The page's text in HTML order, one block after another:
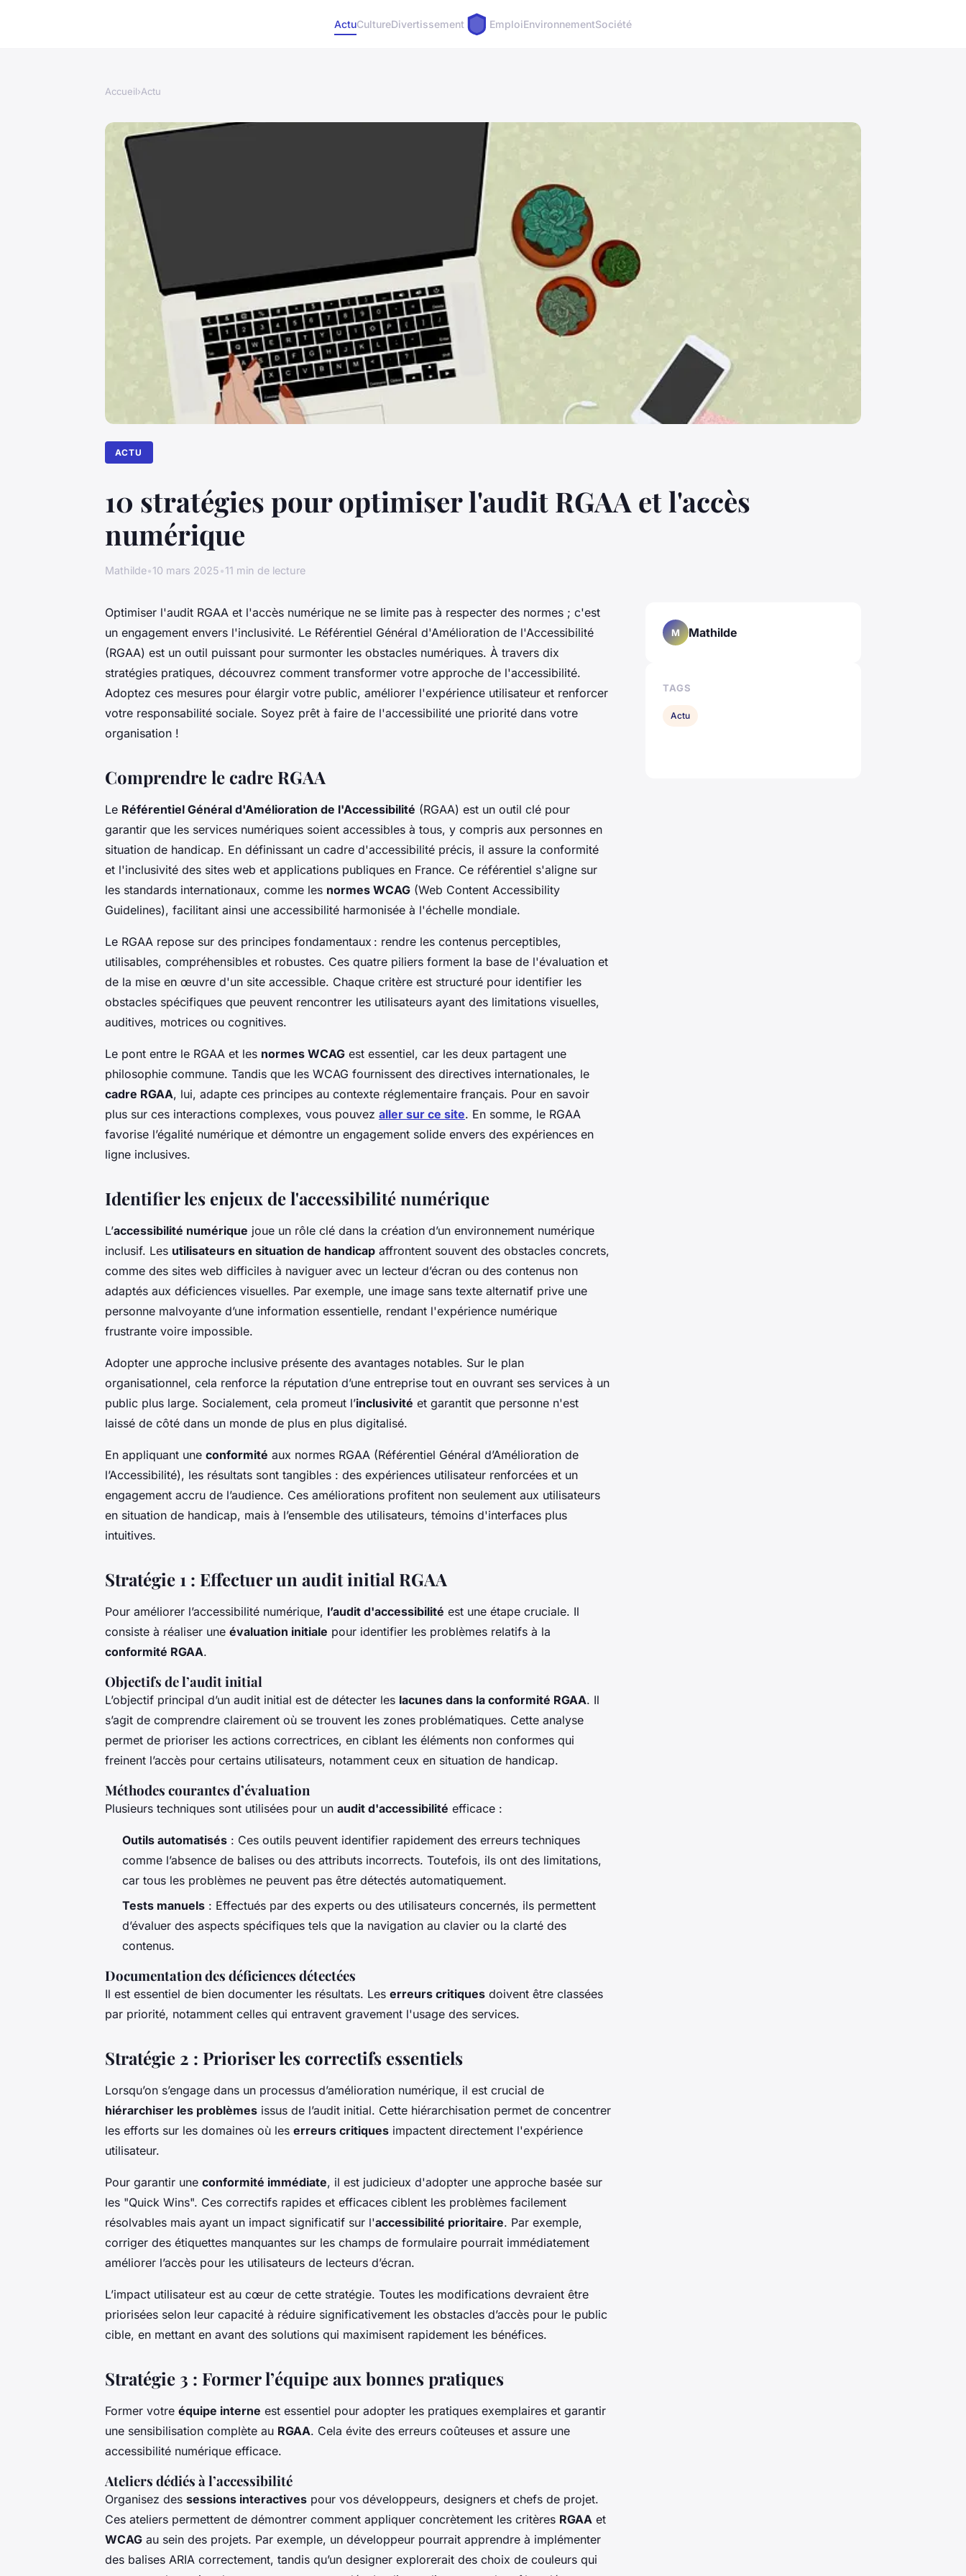
ActuCultureDivertissement EmploiEnvironnementSociété
Accueil›Actu
ACTU
10 stratégies pour optimiser l'audit RGAA et l'accès
numérique
Mathilde•10 mars 2025•11 min de lecture
Optimiser l'audit RGAA et l'accès numérique ne se limite pas à respecter des normes ; c'est
un engagement envers l'inclusivité. Le Référentiel Général d'Amélioration de l'Accessibilité
(RGAA) est un outil puissant pour surmonter les obstacles numériques. À travers dix
stratégies pratiques, découvrez comment transformer votre approche de l'accessibilité.
Adoptez ces mesures pour élargir votre public, améliorer l'expérience utilisateur et renforcer
votre responsabilité sociale. Soyez prêt à faire de l'accessibilité une priorité dans votre
organisation !
Comprendre le cadre RGAA
Le Référentiel Général d'Amélioration de l'Accessibilité (RGAA) est un outil clé pour
garantir que les services numériques soient accessibles à tous, y compris aux personnes en
situation de handicap. En définissant un cadre d'accessibilité précis, il assure la conformité
et l'inclusivité des sites web et applications publiques en France. Ce référentiel s'aligne sur
les standards internationaux, comme les normes WCAG (Web Content Accessibility
Guidelines), facilitant ainsi une accessibilité harmonisée à l'échelle mondiale.
Le RGAA repose sur des principes fondamentaux : rendre les contenus perceptibles,
utilisables, compréhensibles et robustes. Ces quatre piliers forment la base de l'évaluation et
de la mise en œuvre d'un site accessible. Chaque critère est structuré pour identifier les
obstacles spécifiques que peuvent rencontrer les utilisateurs ayant des limitations visuelles,
auditives, motrices ou cognitives.
Le pont entre le RGAA et les normes WCAG est essentiel, car les deux partagent une
philosophie commune. Tandis que les WCAG fournissent des directives internationales, le
cadre RGAA, lui, adapte ces principes au contexte réglementaire français. Pour en savoir
plus sur ces interactions complexes, vous pouvez aller sur ce site. En somme, le RGAA
favorise l’égalité numérique et démontre un engagement solide envers des expériences en
ligne inclusives.
Identifier les enjeux de l'accessibilité numérique
L’accessibilité numérique joue un rôle clé dans la création d’un environnement numérique
inclusif. Les utilisateurs en situation de handicap affrontent souvent des obstacles concrets,
comme des sites web difficiles à naviguer avec un lecteur d’écran ou des contenus non
adaptés aux déficiences visuelles. Par exemple, une image sans texte alternatif prive une
personne malvoyante d’une information essentielle, rendant l'expérience numérique
frustrante voire impossible.
Adopter une approche inclusive présente des avantages notables. Sur le plan
organisationnel, cela renforce la réputation d’une entreprise tout en ouvrant ses services à un
public plus large. Socialement, cela promeut l’inclusivité et garantit que personne n'est
laissé de côté dans un monde de plus en plus digitalisé.
En appliquant une conformité aux normes RGAA (Référentiel Général d’Amélioration de
l’Accessibilité), les résultats sont tangibles : des expériences utilisateur renforcées et un
engagement accru de l’audience. Ces améliorations profitent non seulement aux utilisateurs
en situation de handicap, mais à l’ensemble des utilisateurs, témoins d'interfaces plus
intuitives.
Stratégie 1 : Effectuer un audit initial RGAA
Pour améliorer l’accessibilité numérique, l’audit d'accessibilité est une étape cruciale. Il
consiste à réaliser une évaluation initiale pour identifier les problèmes relatifs à la
conformité RGAA.
Objectifs de l’audit initial
L’objectif principal d’un audit initial est de détecter les lacunes dans la conformité RGAA. Il
s’agit de comprendre clairement où se trouvent les zones problématiques. Cette analyse
permet de prioriser les actions correctrices, en ciblant les éléments non conformes qui
freinent l’accès pour certains utilisateurs, notamment ceux en situation de handicap.
Méthodes courantes d’évaluation
Plusieurs techniques sont utilisées pour un audit d'accessibilité efficace :
Outils automatisés : Ces outils peuvent identifier rapidement des erreurs techniques
comme l’absence de balises ou des attributs incorrects. Toutefois, ils ont des limitations,
car tous les problèmes ne peuvent pas être détectés automatiquement.
Tests manuels : Effectués par des experts ou des utilisateurs concernés, ils permettent
d’évaluer des aspects spécifiques tels que la navigation au clavier ou la clarté des
contenus.
Documentation des déficiences détectées
Il est essentiel de bien documenter les résultats. Les erreurs critiques doivent être classées
par priorité, notamment celles qui entravent gravement l'usage des services.
Stratégie 2 : Prioriser les correctifs essentiels
Lorsqu’on s’engage dans un processus d’amélioration numérique, il est crucial de
hiérarchiser les problèmes issus de l’audit initial. Cette hiérarchisation permet de concentrer
les efforts sur les domaines où les erreurs critiques impactent directement l'expérience
utilisateur.
Pour garantir une conformité immédiate, il est judicieux d'adopter une approche basée sur
les "Quick Wins". Ces correctifs rapides et efficaces ciblent les problèmes facilement
résolvables mais ayant un impact significatif sur l'accessibilité prioritaire. Par exemple,
corriger des étiquettes manquantes sur les champs de formulaire pourrait immédiatement
améliorer l’accès pour les utilisateurs de lecteurs d’écran.
L’impact utilisateur est au cœur de cette stratégie. Toutes les modifications devraient être
priorisées selon leur capacité à réduire significativement les obstacles d’accès pour le public
cible, en mettant en avant des solutions qui maximisent rapidement les bénéfices.
Stratégie 3 : Former l’équipe aux bonnes pratiques
Former votre équipe interne est essentiel pour adopter les pratiques exemplaires et garantir
une sensibilisation complète au RGAA. Cela évite des erreurs coûteuses et assure une
accessibilité numérique efficace.
Ateliers dédiés à l’accessibilité
Organisez des sessions interactives pour vos développeurs, designers et chefs de projet.
Ces ateliers permettent de démontrer comment appliquer concrètement les critères RGAA et
WCAG au sein des projets. Par exemple, un développeur pourrait apprendre à implémenter
des balises ARIA correctement, tandis qu’un designer explorerait des choix de couleurs qui
M Mathilde
TAGS
Actu